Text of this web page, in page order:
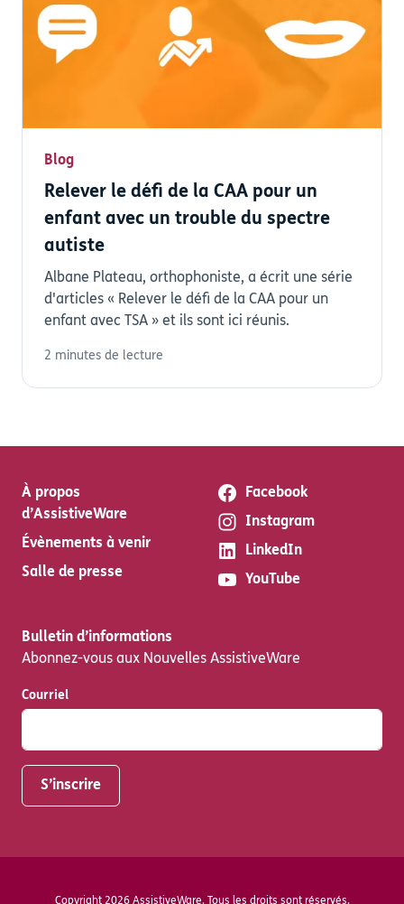
Blog
Relever le défi de la CAA pour un
enfant avec un trouble du spectre
autiste
Albane Plateau, orthophoniste, a écrit une série
d'articles « Relever le défi de la CAA pour un
enfant avec TSA » et ils sont ici réunis.
2 minutes de lecture
À propos
d’AssistiveWare
Évènements à venir
Salle de presse
Facebook
Instagram
LinkedIn
YouTube
Bulletin d’informations
Abonnez-vous aux Nouvelles AssistiveWare
Courriel
Copyright 2026 AssistiveWare. Tous les droits sont réservés.